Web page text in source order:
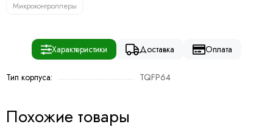
Микроконтроллеры
Характеристики Доставка Оплата
Тип корпуса: TQFP64
Похожие товары